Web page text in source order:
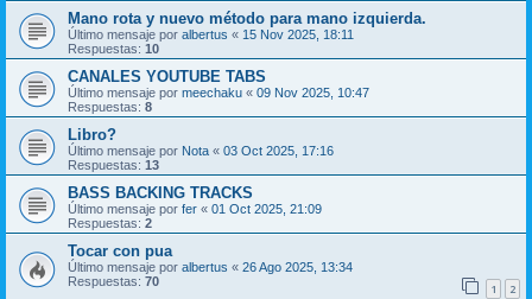
Mano rota y nuevo método para mano izquierda.
Último mensaje por albertus « 15 Nov 2025, 18:11
Respuestas: 10
CANALES YOUTUBE TABS
Último mensaje por meechaku « 09 Nov 2025, 10:47
Respuestas: 8
Libro?
Último mensaje por Nota « 03 Oct 2025, 17:16
Respuestas: 13
BASS BACKING TRACKS
Último mensaje por fer « 01 Oct 2025, 21:09
Respuestas: 2
Tocar con pua
Último mensaje por albertus « 26 Ago 2025, 13:34
Respuestas: 70 1 2